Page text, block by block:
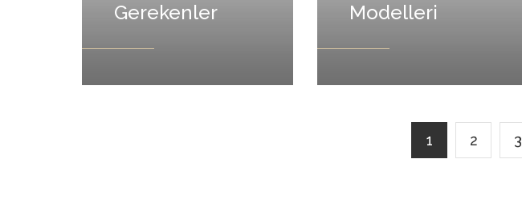
Gerekenler
Modelleri
1 2 3